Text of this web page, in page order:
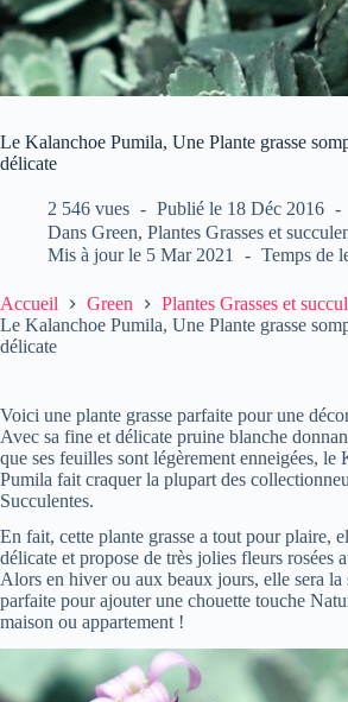
Le Kalanchoe Pumila, Une Plante grasse
délicate
2 546 vues Publié le 18 Déc 2016
Dans Green,Plantes Grasses et
Mis à jour le 5 Mar 2021 Temps de
Accueil Green
Plantes Grasses et
Le Kalanchoe Pumila, Une Plante grasse
délicate
Voici une plante grasse parfaite pour une
Avec sa fine et délicate pruine blanche
que ses feuilles sont légèrement enneigées, le
Pumila fait craquer la plupart des
Succulentes.
En fait, cette plante grasse a tout pour plaire,
délicate et propose de très jolies fleurs rosées
Alors en hiver ou aux beaux jours, elle sera la
parfaite pour ajouter une chouette touche
maison ou appartement !